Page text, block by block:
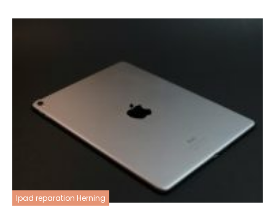
Ipad reparation Herning